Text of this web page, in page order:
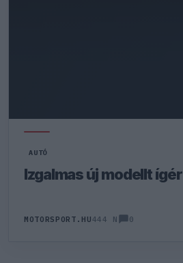
AUTÓ
Izgalmas új modellt
MOTORSPORT.HU444 N 0